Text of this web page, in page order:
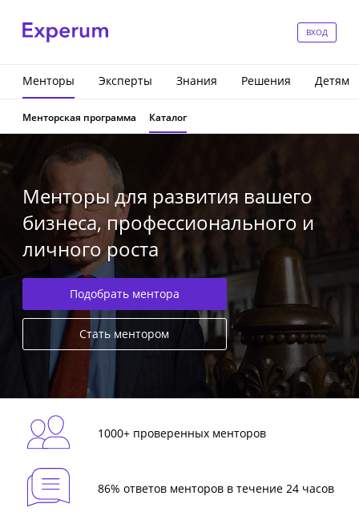
ВХОД
Менторы Эксперты Знания Решения Детям
Менторская программа Каталог
Менторы для развития вашего
бизнеса, профессионального и
личного роста
Подобрать ментора
Стать ментором
1000+ проверенных менторов
86% ответов менторов в течение 24 часов